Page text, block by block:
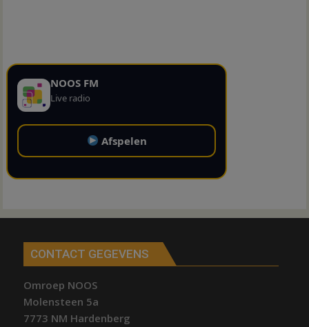
NOOS FM
Live radio
Afspelen
CONTACT GEGEVENS
Omroep NOOS
Molensteen 5a
7773 NM Hardenberg